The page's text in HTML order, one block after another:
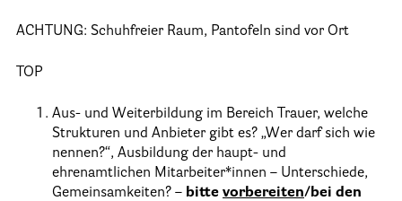
Freie Stellen
Informationen
Hospizgedanke
Besondere Situationen
ACHTUNG: Schuhfreier Raum, Pantofeln sind vor Ort
TOP
Aus- und Weiterbildung im Bereich Trauer, welche
Strukturen und Anbieter gibt es? „Wer darf sich wie
nennen?“, Ausbildung der haupt- und
ehrenamtlichen Mitarbeiter*innen – Unterschiede,
Gemeinsamkeiten? – bitte vorbereiten/bei den